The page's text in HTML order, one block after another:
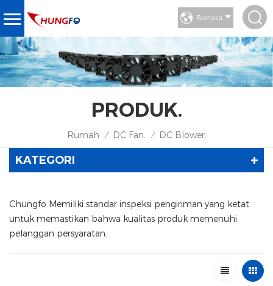
Bahasa
PRODUK.
Rumah / DC Fan. / DC Blower.
KATEGORI
Chungfo Memiliki standar inspeksi pengiriman yang ketat
untuk memastikan bahwa kualitas produk memenuhi
pelanggan persyaratan.